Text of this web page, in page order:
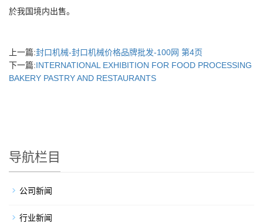
於我国境内出售。
上一篇:封口机械-封口机械价格品牌批发-100网 第4页
下一篇:INTERNATIONAL EXHIBITION FOR FOOD PROCESSING
BAKERY PASTRY AND RESTAURANTS
导航栏目
公司新闻
行业新闻